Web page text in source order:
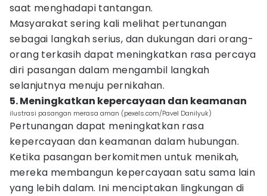
saat menghadapi tantangan.
Masyarakat sering kali melihat pertunangan
sebagai langkah serius, dan dukungan dari orang-
orang terkasih dapat meningkatkan rasa percaya
diri pasangan dalam mengambil langkah
selanjutnya menuju pernikahan.
5. Meningkatkan kepercayaan dan keamanan
ilustrasi pasangan merasa aman (pexels.com/Pavel Danilyuk)
Pertunangan dapat meningkatkan rasa
kepercayaan dan keamanan dalam hubungan.
Ketika pasangan berkomitmen untuk menikah,
mereka membangun kepercayaan satu sama lain
yang lebih dalam. Ini menciptakan lingkungan di